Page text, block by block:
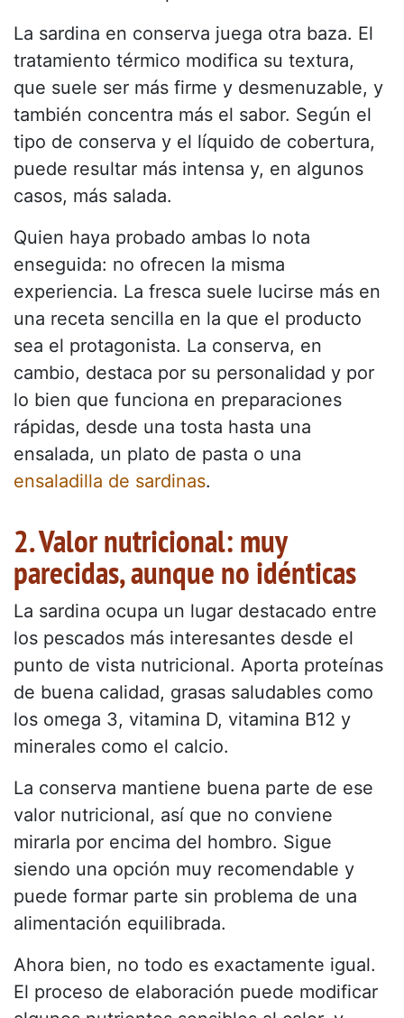
La sardina en conserva juega otra baza. El
tratamiento térmico modifica su textura,
que suele ser más firme y desmenuzable, y
también concentra más el sabor. Según el
tipo de conserva y el líquido de cobertura,
puede resultar más intensa y, en algunos
casos, más salada.
Quien haya probado ambas lo nota
enseguida: no ofrecen la misma
experiencia. La fresca suele lucirse más en
una receta sencilla en la que el producto
sea el protagonista. La conserva, en
cambio, destaca por su personalidad y por
lo bien que funciona en preparaciones
rápidas, desde una tosta hasta una
ensalada, un plato de pasta o una
ensaladilla de sardinas.
2. Valor nutricional: muy
parecidas, aunque no idénticas
La sardina ocupa un lugar destacado entre
los pescados más interesantes desde el
punto de vista nutricional. Aporta proteínas
de buena calidad, grasas saludables como
los omega 3, vitamina D, vitamina B12 y
minerales como el calcio.
La conserva mantiene buena parte de ese
valor nutricional, así que no conviene
mirarla por encima del hombro. Sigue
siendo una opción muy recomendable y
puede formar parte sin problema de una
alimentación equilibrada.
Ahora bien, no todo es exactamente igual.
El proceso de elaboración puede modificar